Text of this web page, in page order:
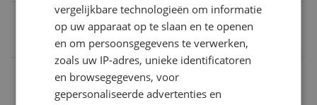
4242003969205
Afmetingen
Algemeen
vergelijkbare technologieën om informatie
op uw apparaat op te slaan en te openen
en om persoonsgegevens te verwerken,
zoals uw IP-adres, unieke identificatoren
en browsegegevens, voor
gepersonaliseerde advertenties en